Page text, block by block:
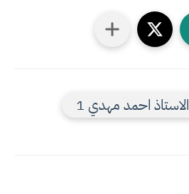
الاستاذ احمد مهدي 1